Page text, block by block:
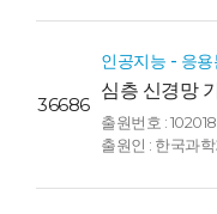
36686
인공지능 - 응용
심층 신경망
방법
USING
출원번호 :
출원인 : 한국과